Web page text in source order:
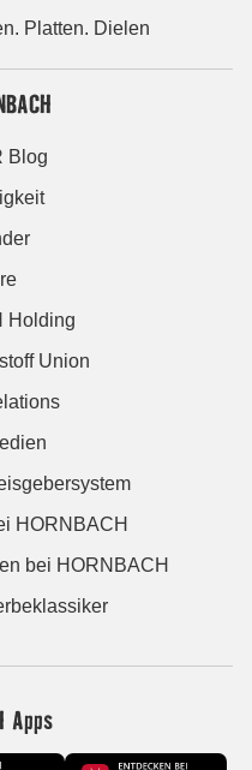
Platten. Dielen
Blog
Holding
Union
HORNBACH
bei HORNBACH
Apps